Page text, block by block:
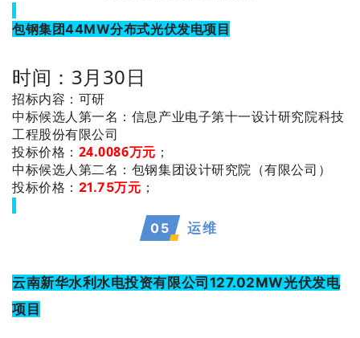
包钢集团44MW分布式光伏发电项目
时间：3月30日
招标内容：可研
中标候选人第一名 ：信息产业电子第十一设计研究院科技
工程股份有限公司
投标价格： 24.0086万元 ；
中标候选人第二名 ：包钢集团设计研究院（有限公司）
投标价格： 21.75万元 ；
05 运维
云南新华水利水电投资有限公司127.02MW光伏发电
项目